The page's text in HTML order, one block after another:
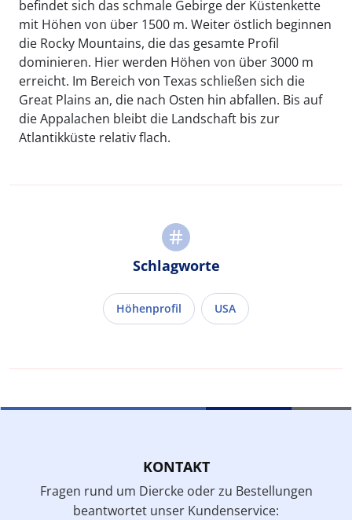
befindet sich das schmale Gebirge der Küstenkette
mit Höhen von über 1500 m. Weiter östlich beginnen
die Rocky Mountains, die das gesamte Profil
dominieren. Hier werden Höhen von über 3000 m
erreicht. Im Bereich von Texas schließen sich die
Great Plains an, die nach Osten hin abfallen. Bis auf
die Appalachen bleibt die Landschaft bis zur
Atlantikküste relativ flach.
Schlagworte
Höhenprofil USA
KONTAKT
Fragen rund um Diercke oder zu Bestellungen
beantwortet unser Kundenservice: